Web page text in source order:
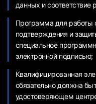
данных и соответствие
Программа для работы
подтверждения и
специальное
электронной подписью;
Квалифицированная
обязательно должна
удостоверяющем